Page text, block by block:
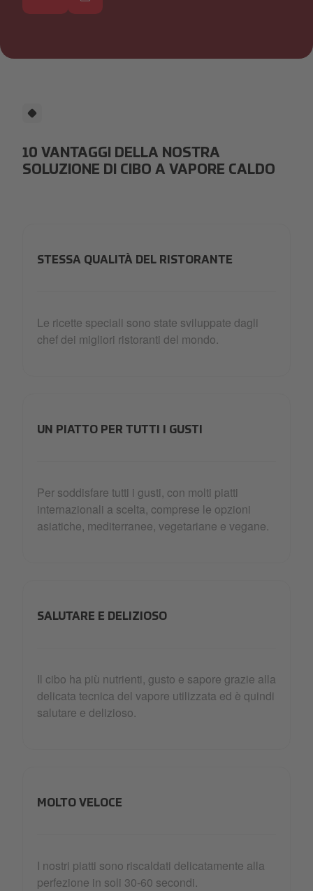
10 VANTAGGI DELLA NOSTRA
SOLUZIONE DI CIBO A VAPORE CALDO
STESSA QUALITÀ DEL RISTORANTE
Le ricette speciali sono state sviluppate dagli
chef dei migliori ristoranti del mondo.
UN PIATTO PER TUTTI I GUSTI
Per soddisfare tutti i gusti, con molti piatti
internazionali a scelta, comprese le opzioni
asiatiche, mediterranee, vegetariane e vegane.
SALUTARE E DELIZIOSO
Il cibo ha più nutrienti, gusto e sapore grazie alla
delicata tecnica del vapore utilizzata ed è quindi
salutare e delizioso.
MOLTO VELOCE
I nostri piatti sono riscaldati delicatamente alla
perfezione in soli 30-60 secondi.